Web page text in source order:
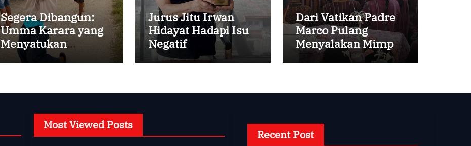
Segera Dibangun:
Umma Karara yang
Menyatukan
Kembali
Jurus Jitu Irwan
Hidayat Hadapi Isu
Negatif
Dari Vatikan Padre
Marco Pulang
Menyalakan Mimpi
Anak-anak Desa
Most Viewed Posts
Recent Post